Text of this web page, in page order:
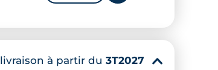
livraison à partir du 3T2027 ▾